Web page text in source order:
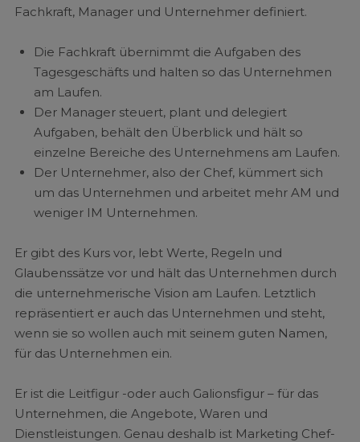
Fachkraft, Manager und Unternehmer definiert.
Die Fachkraft übernimmt die Aufgaben des
Tagesgeschäfts und halten so das Unternehmen
am Laufen.
Der Manager steuert, plant und delegiert
Aufgaben, behält den Überblick und hält so
einzelne Bereiche des Unternehmens am Laufen.
Der Unternehmer, also der Chef, kümmert sich
um das Unternehmen und arbeitet mehr AM und
weniger IM Unternehmen.
Er gibt des Kurs vor, lebt Werte, Regeln und
Glaubenssätze vor und hält das Unternehmen durch
die unternehmerische Vision am Laufen. Letztlich
repräsentiert er auch das Unternehmen und steht,
wenn sie so wollen auch mit seinem guten Namen,
für das Unternehmen ein.
Er ist die Leitfigur -oder auch Galionsfigur – für das
Unternehmen, die Angebote, Waren und
Dienstleistungen. Genau deshalb ist Marketing Chef-